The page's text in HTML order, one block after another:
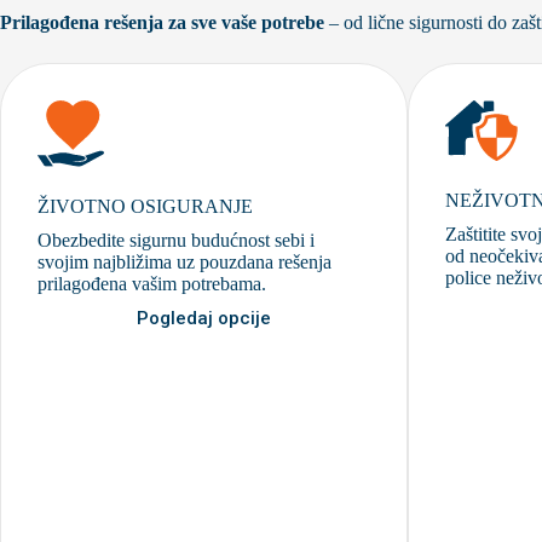
Prilagođena rešenja za sve vaše potrebe – od lične sigurnosti do
ŽIVOTNO OSIGURANJE
Obezbedite sigurnu budućnost sebi i
svojim najbližima uz pouzdana rešenja
prilagođena vašim potrebama.
Pogledaj opcije
Zaštitite
od
police